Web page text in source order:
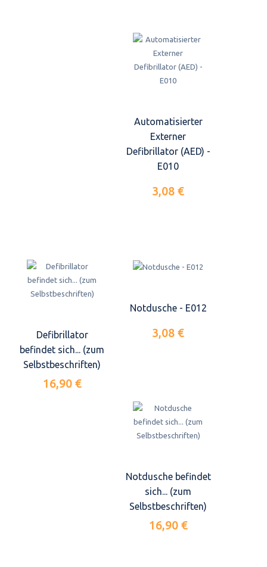
Automatisierter
Externer
Defibrillator (AED) -
E010
3,08 €
Defibrillator
befindet sich... (zum
Selbstbeschriften)
16,90 €
Notdusche - E012
3,08 €
Notdusche befindet
sich... (zum
Selbstbeschriften)
16,90 €